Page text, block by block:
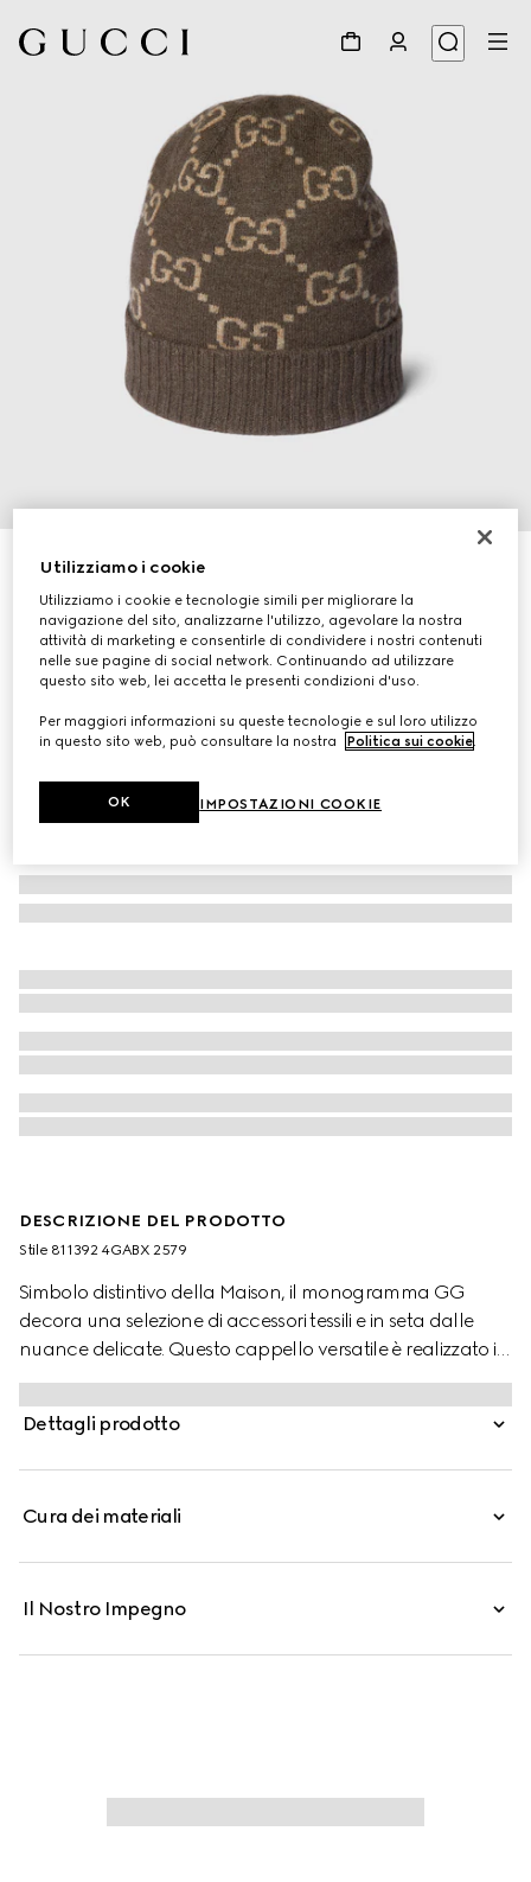
Cappello in cashmere GG
CHF 500
Variantemarrone e beige
DESCRIZIONE DEL PRODOTTO
Stile ‎811392 4GABX 2579
Simbolo distintivo della Maison, il monogramma GG
decora una selezione di accessori tessili e in seta dalle
nuance delicate. Questo cappello versatile è realizzato in
cashmere GG con finitura in maglia a coste.
Dettagli prodotto
Cura dei materiali
Il Nostro Impegno
Utilizziamo i cookie
Utilizziamo i cookie e tecnologie simili per migliorare la
navigazione del sito, analizzarne l'utilizzo, agevolare la nostra
attività di marketing e consentirle di condividere i nostri contenuti
nelle sue pagine di social network. Continuando ad utilizzare
questo sito web, lei accetta le presenti condizioni d'uso.
Per maggiori informazioni su queste tecnologie e sul loro utilizzo
in questo sito web, può consultare la nostra
Politica sui cookie.
IMPOSTAZIONI COOKIE
OK